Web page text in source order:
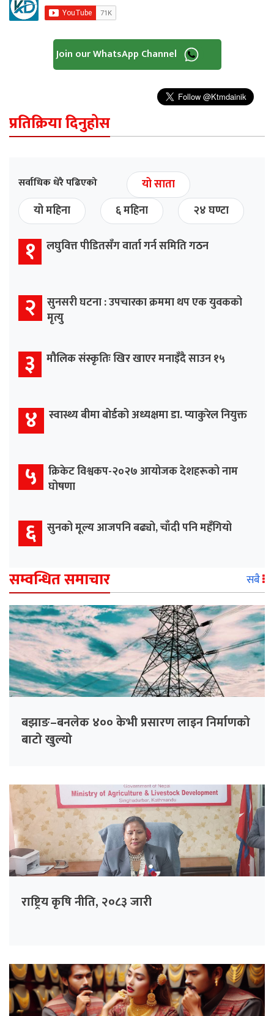
Join our WhatsApp Channel
प्रतिक्रिया दिनुहोस
सर्वाधिक धेरै पढिएको
यो साता
यो महिना
६ महिना २४ घण्टा
१ लघुवित्त पीडितसँग वार्ता गर्न समिति गठन
२
सुनसरी घटना : उपचारका क्रममा थप एक युवकको
मृत्यु
३ मौलिक संस्कृतिः खिर खाएर मनाइँदै साउन १५
४ स्वास्थ्य बीमा बोर्डको अध्यक्षमा डा. प्याकुरेल नियुक्त
५
क्रिकेट विश्वकप-२०२७ आयोजक देशहरूको नाम
घोषणा
६ सुनको मूल्य आजपनि बढ्यो, चाँदी पनि महँगियो
सम्वन्धित समाचार सबै
बझाङ–बनलेक ४०० केभी प्रसारण लाइन निर्माणको
बाटो खुल्यो
राष्ट्रिय कृषि नीति, २०८३ जारी